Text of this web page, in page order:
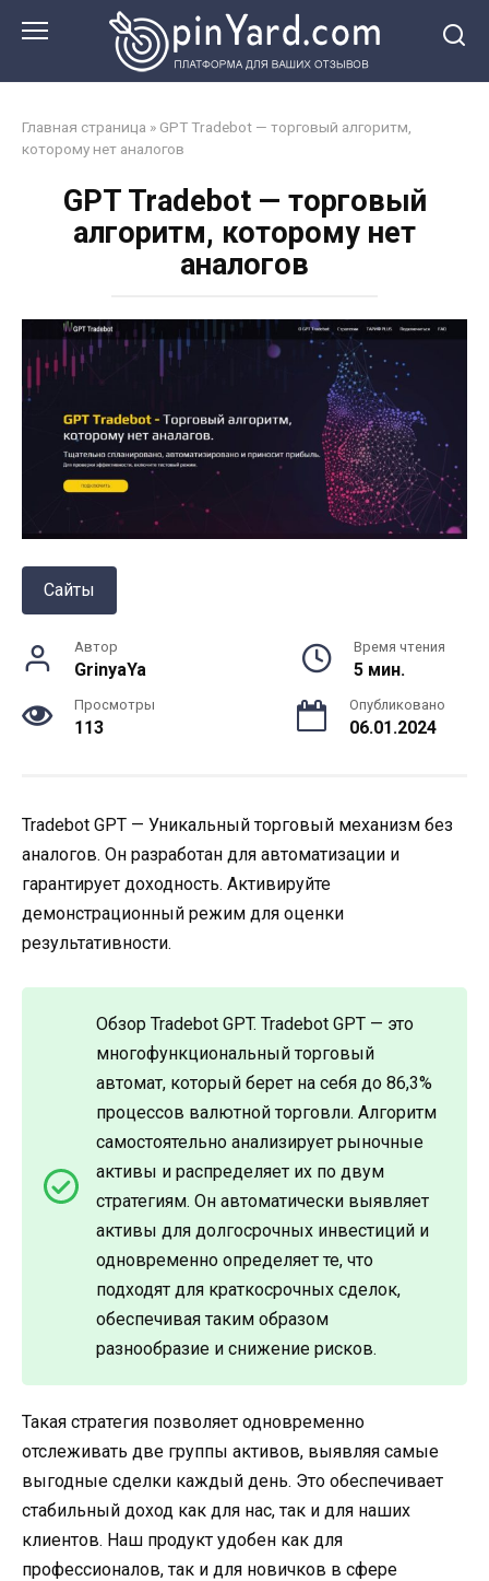
Главная страница » GPT Tradebot — торговый алгоритм,
которому нет аналогов
GPT Tradebot — торговый
алгоритм, которому нет
аналогов
Сайты
Автор
GrinyaYa
Время чтения
5 мин.
Просмотры
113
Опубликовано
06.01.2024
Tradebot GPT — Уникальный торговый механизм без
аналогов. Он разработан для автоматизации и
гарантирует доходность. Активируйте
демонстрационный режим для оценки
результативности.
Обзор Tradebot GPT. Tradebot GPT — это
многофункциональный торговый
автомат, который берет на себя до 86,3%
процессов валютной торговли. Алгоритм
самостоятельно анализирует рыночные
активы и распределяет их по двум
стратегиям. Он автоматически выявляет
активы для долгосрочных инвестиций и
одновременно определяет те, что
подходят для краткосрочных сделок,
обеспечивая таким образом
разнообразие и снижение рисков.
Такая стратегия позволяет одновременно
отслеживать две группы активов, выявляя самые
выгодные сделки каждый день. Это обеспечивает
стабильный доход как для нас, так и для наших
клиентов. Наш продукт удобен как для
профессионалов, так и для новичков в сфере